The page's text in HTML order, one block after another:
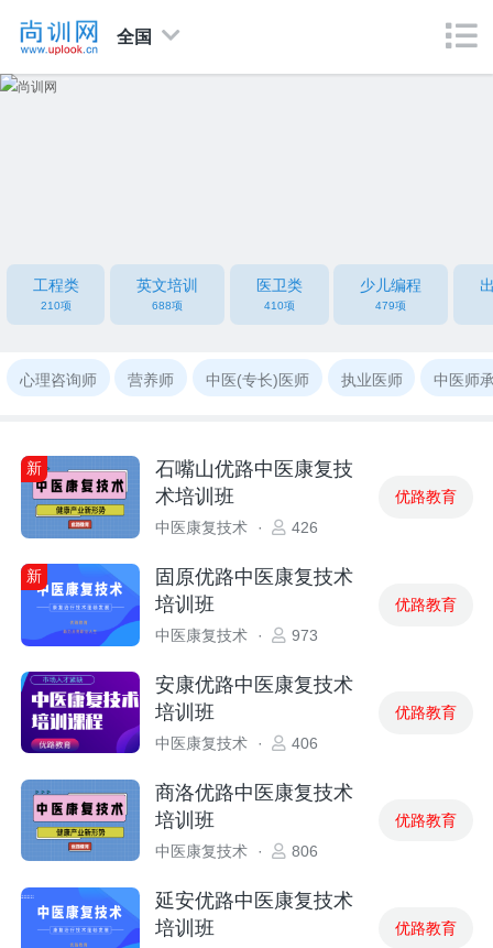
全国
工程类
210项
英文培训
688项
医卫类
410项
少儿编程
479项
心理咨询师 营养师 中医(专长)医师 执业医师 中医师
新
石嘴山优路中医康复技
术培训班
中医康复技术 · 426
优路教育
新
固原优路中医康复技术
培训班
中医康复技术 · 973
优路教育
安康优路中医康复技术
培训班
中医康复技术 · 406
优路教育
商洛优路中医康复技术
培训班
中医康复技术 · 806
优路教育
延安优路中医康复技术
培训班
优路教育